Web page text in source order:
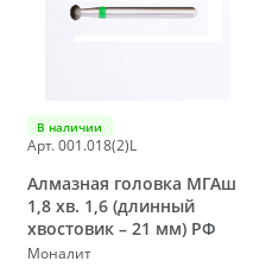
В наличии
Арт. 001.018(2)L
Алмазная головка МГАш
1,8 хв. 1,6 (длинный
хвостовик – 21 мм) РФ
Моналит